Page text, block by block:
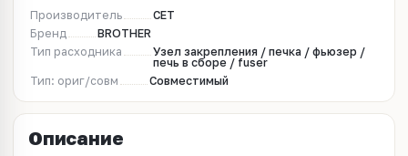
Производитель
CET
Бренд
BROTHER
Тип расходника
Узел закрепления / печка / фьюзер /
печь в сборе / fuser
Тип: ориг/совм
Совместимый
Описание